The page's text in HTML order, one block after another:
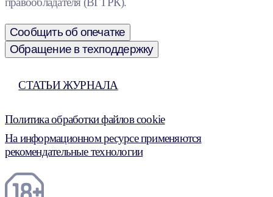
Сообщить об опечатке
Обращение в техподдержку
СТАТЬИ ЖУРНАЛА
Политика обработки файлов cookie
На информационном ресурсе применяются
рекомендательные технологии